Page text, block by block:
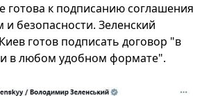
готова к подписанию соглашения
безопасности. Зеленский
готов подписать договор "в
в любом удобном формате".